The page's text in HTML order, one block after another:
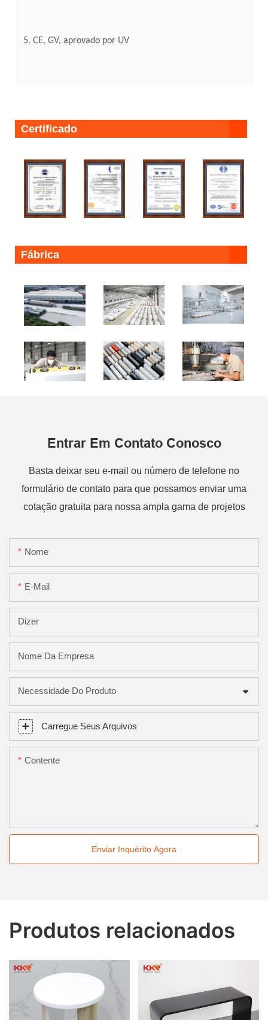
5. CE, GV, aprovado por UV
Certificado
Fábrica
Entrar Em Contato Conosco
Basta deixar seu e-mail ou número de telefone no
formulário de contato para que possamos enviar uma
cotação gratuita para nossa ampla gama de projetos
Nome
E-Mail
Dizer
Nome Da Empresa
Necessidade Do Produto
Carregue Seus Arquivos
Contente
Enviar Inquérito Agora
Produtos relacionados